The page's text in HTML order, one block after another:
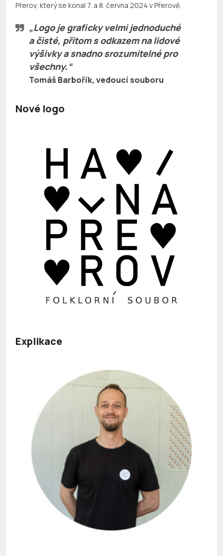
Přerov, který se konal 7. a 8. června 2024 v Přerově.
„Logo je graficky velmi jednoduché
a čisté, přitom s odkazem na lidové
výšivky a snadno srozumitelné pro
všechny.“
Tomáš Barbořík, vedoucí souboru
Nové logo
Explikace